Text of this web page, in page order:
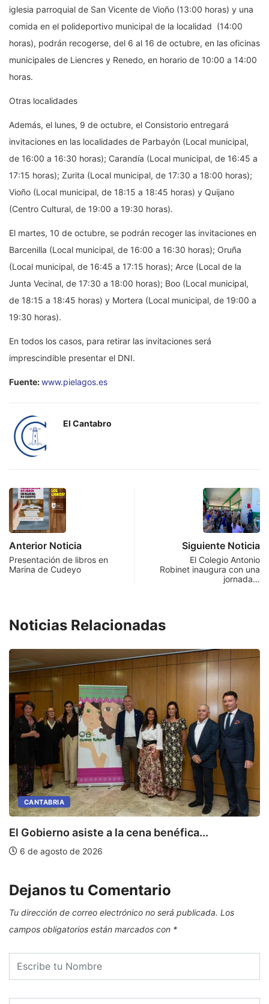
iglesia parroquial de San Vicente de Vioño (13:00 horas) y una
comida en el polideportivo municipal de la localidad (14:00
horas), podrán recogerse, del 6 al 16 de octubre, en las oficinas
municipales de Liencres y Renedo, en horario de 10:00 a 14:00
horas.
Otras localidades
Además, el lunes, 9 de octubre, el Consistorio entregará
invitaciones en las localidades de Parbayón (Local municipal,
de 16:00 a 16:30 horas); Carandía (Local municipal, de 16:45 a
17:15 horas); Zurita (Local municipal, de 17:30 a 18:00 horas);
Vioño (Local municipal, de 18:15 a 18:45 horas) y Quijano
(Centro Cultural, de 19:00 a 19:30 horas).
El martes, 10 de octubre, se podrán recoger las invitaciones en
Barcenilla (Local municipal, de 16:00 a 16:30 horas); Oruña
(Local municipal, de 16:45 a 17:15 horas); Arce (Local de la
Junta Vecinal, de 17:30 a 18:00 horas); Boo (Local municipal,
de 18:15 a 18:45 horas) y Mortera (Local municipal, de 19:00 a
19:30 horas).
En todos los casos, para retirar las invitaciones será
imprescindible presentar el DNI.
Fuente:www.pielagos.es
El Cantabro
Anterior Noticia
Presentación de libros en
Marina de Cudeyo
Siguiente Noticia
El Colegio Antonio
Robinet inaugura con una
jornada…
Noticias Relacionadas
CANTABRIA
El Gobierno asiste a la cena benéfica...
6 de agosto de 2026
Dejanos tu Comentario
Tu dirección de correo electrónico no será publicada. Los
campos obligatorios están marcados con *